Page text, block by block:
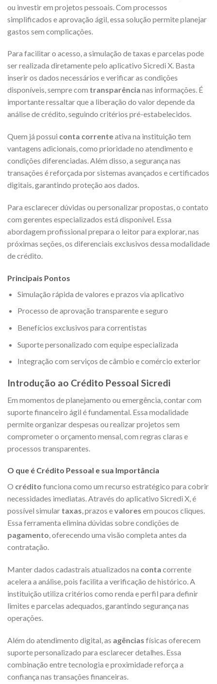
ou investir em projetos pessoais. Com processos
simplificados e aprovação ágil, essa solução permite planejar
gastos sem complicações.
Para facilitar o acesso, a simulação de taxas e parcelas pode
ser realizada diretamente pelo aplicativo Sicredi X. Basta
inserir os dados necessários e verificar as condições
disponíveis, sempre com transparência nas informações. É
importante ressaltar que a liberação do valor depende da
análise de crédito, seguindo critérios pré-estabelecidos.
Quem já possui conta correnteativa na instituição tem
vantagens adicionais, como prioridade no atendimento e
condições diferenciadas. Além disso, a segurança nas
transações é reforçada por sistemas avançados e certificados
digitais, garantindo proteção aos dados.
Para esclarecer dúvidas ou personalizar propostas, o contato
com gerentes especializados está disponível. Essa
abordagem profissional prepara o leitor para explorar, nas
próximas seções, os diferenciais exclusivos dessa modalidade
de crédito.
Principais Pontos
Simulação rápida de valores e prazos via aplicativo
Processo de aprovação transparente e seguro
Benefícios exclusivos para correntistas
Suporte personalizado com equipe especializada
Integração com serviços de câmbio e comércio exterior
Introdução ao Crédito Pessoal Sicredi
Em momentos de planejamento ou emergência, contar com
suporte financeiro ágil é fundamental. Essa modalidade
permite organizar despesas ou realizar projetos sem
comprometer o orçamento mensal, com regras claras e
processos transparentes.
O que é Crédito Pessoal e sua Importância
O crédito funciona como um recurso estratégico para cobrir
necessidades imediatas. Através do aplicativo Sicredi X, é
possível simular taxas, prazos evalores em poucos cliques.
Essa ferramenta elimina dúvidas sobre condições de
pagamento, oferecendo uma visão completa antes da
contratação.
Manter dados cadastrais atualizados na conta corrente
acelera a análise, pois facilita a verificação de histórico. A
instituição utiliza critérios como renda e perfil para definir
limites e parcelas adequados, garantindo segurança nas
operações.
Além do atendimento digital, as agências físicas oferecem
suporte personalizado para esclarecer detalhes. Essa
combinação entre tecnologia e proximidade reforça a
confiança nas transações financeiras.